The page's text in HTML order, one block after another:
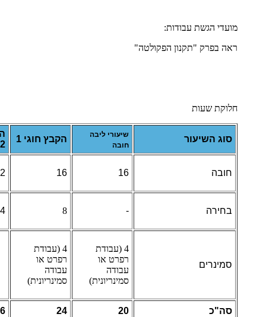
מועדי הגשת עבודות:
ראה בפרק "תקנון הפקולטה"
חלוקת שעות
סוג השיעור
שיעורי ליבה
חובה
הקבץ חוגי 1
2
חובה 16
16
בחירה -
8
4
סמינרים
4 (עבודת
רפרט או
עבודה
סמינריונית)
4 (עבודת
רפרט או
עבודה
סמינריונית)
סה"כ 20
24